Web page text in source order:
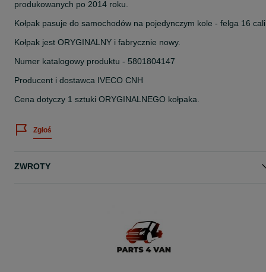
produkowanych po 2014 roku.
Kołpak pasuje do samochodów na pojedynczym kole - felga 16
Kołpak jest ORYGINALNY i fabrycznie nowy.
Numer katalogowy produktu - 5801804147
Producent i dostawca IVECO CNH
Cena dotyczy 1 sztuki ORYGINALNEGO kołpaka.
Zgłoś
ZWROTY